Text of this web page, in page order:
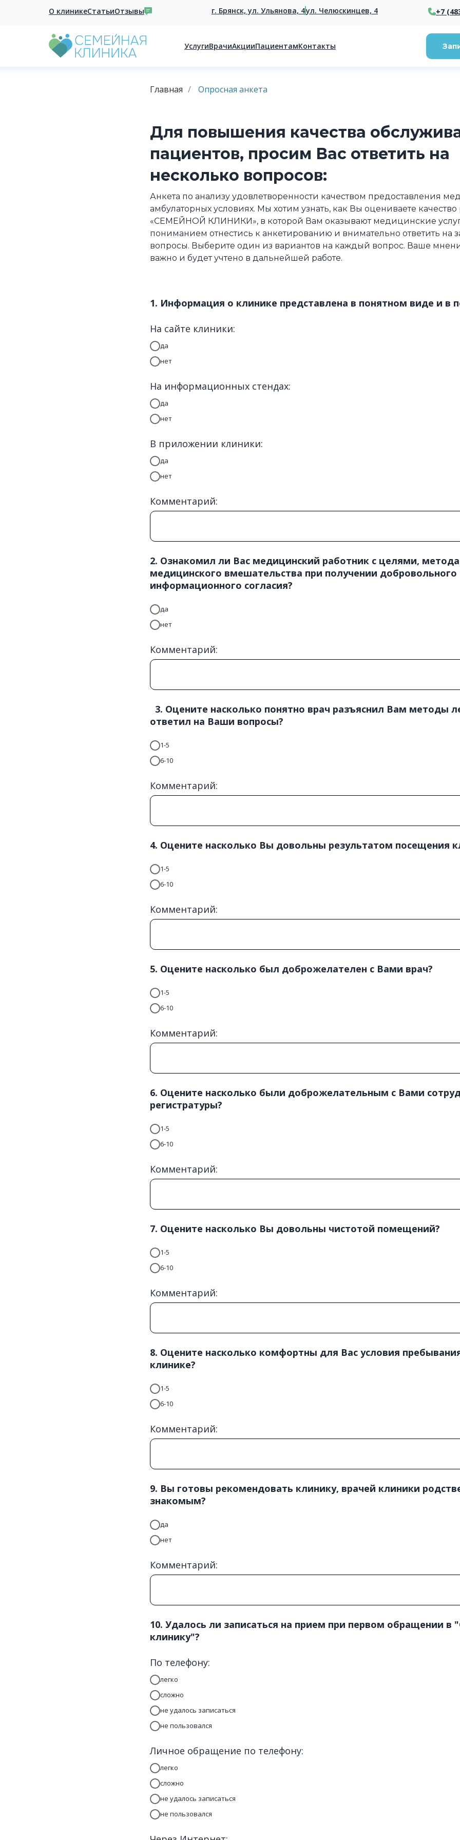
О клиникеСтатьиОтзывы
УслугиВрачиАкцииПациентамКонтакты
г. Брянск, ул. Ульянова, 4ул. Челюскинцев, 4 +7
Главная / Опросная анкета
Для повышения качества
пациентов, просим Вас ответить на
несколько вопросов:
Анкета по анализу удовлетворенности качеством предоставления
амбулаторных условиях. Мы хотим узнать, как Вы оцениваете качество
«СЕМЕЙНОЙ КЛИНИКИ», в которой Вам оказывают медицинские
пониманием отнестись к анкетированию и внимательно ответить на
вопросы. Выберите один из вариантов на каждый вопрос. Ваше
важно и будет учтено в дальнейшей работе.
1. Информация о клинике представлена в понятном виде и в
На сайте клиники:
да
нет
На информационных стендах:
да
нет
В приложении клиники:
да
нет
Комментарий:
2. Ознакомил ли Вас медицинский работник с целями,
медицинского вмешательства при получении добровольного
информационного согласия?
да
нет
Комментарий:
3. Оцените насколько понятно врач разъяснил Вам методы
ответил на Ваши вопросы?
1-5
6-10
Комментарий:
4. Оцените насколько Вы довольны результатом посещения
1-5
6-10
Комментарий:
5. Оцените насколько был доброжелателен с Вами врач?
1-5
6-10
Комментарий:
6. Оцените насколько были доброжелательным с Вами
регистратуры?
1-5
6-10
Комментарий:
7. Оцените насколько Вы довольны чистотой помещений?
1-5
6-10
Комментарий:
8. Оцените насколько комфортны для Вас условия
клинике?
1-5
6-10
Комментарий:
9. Вы готовы рекомендовать клинику, врачей клиники
знакомым?
да
нет
Комментарий:
10. Удалось ли записаться на прием при первом обращении в
клинику"?
По телефону:
легко
сложно
не удалось записаться
не пользовался
Личное обращение по телефону:
легко
сложно
не удалось записаться
не пользовался